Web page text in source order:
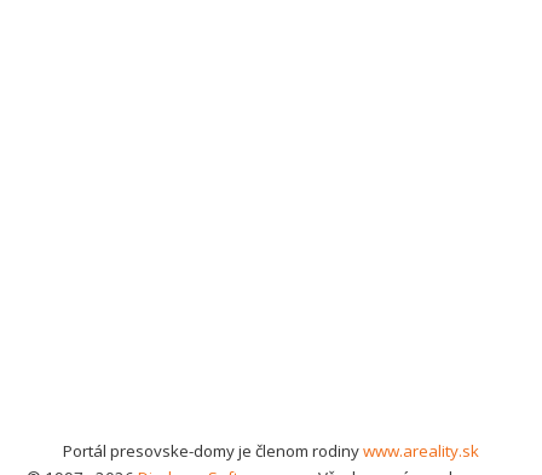
Portál presovske-domy je členom rodinywww.areality.sk